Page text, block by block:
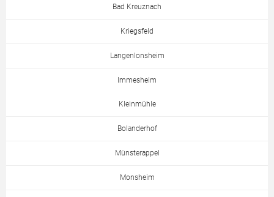
Bad Kreuznach
Kriegsfeld
Langenlonsheim
Immesheim
Kleinmühle
Bolanderhof
Münsterappel
Monsheim